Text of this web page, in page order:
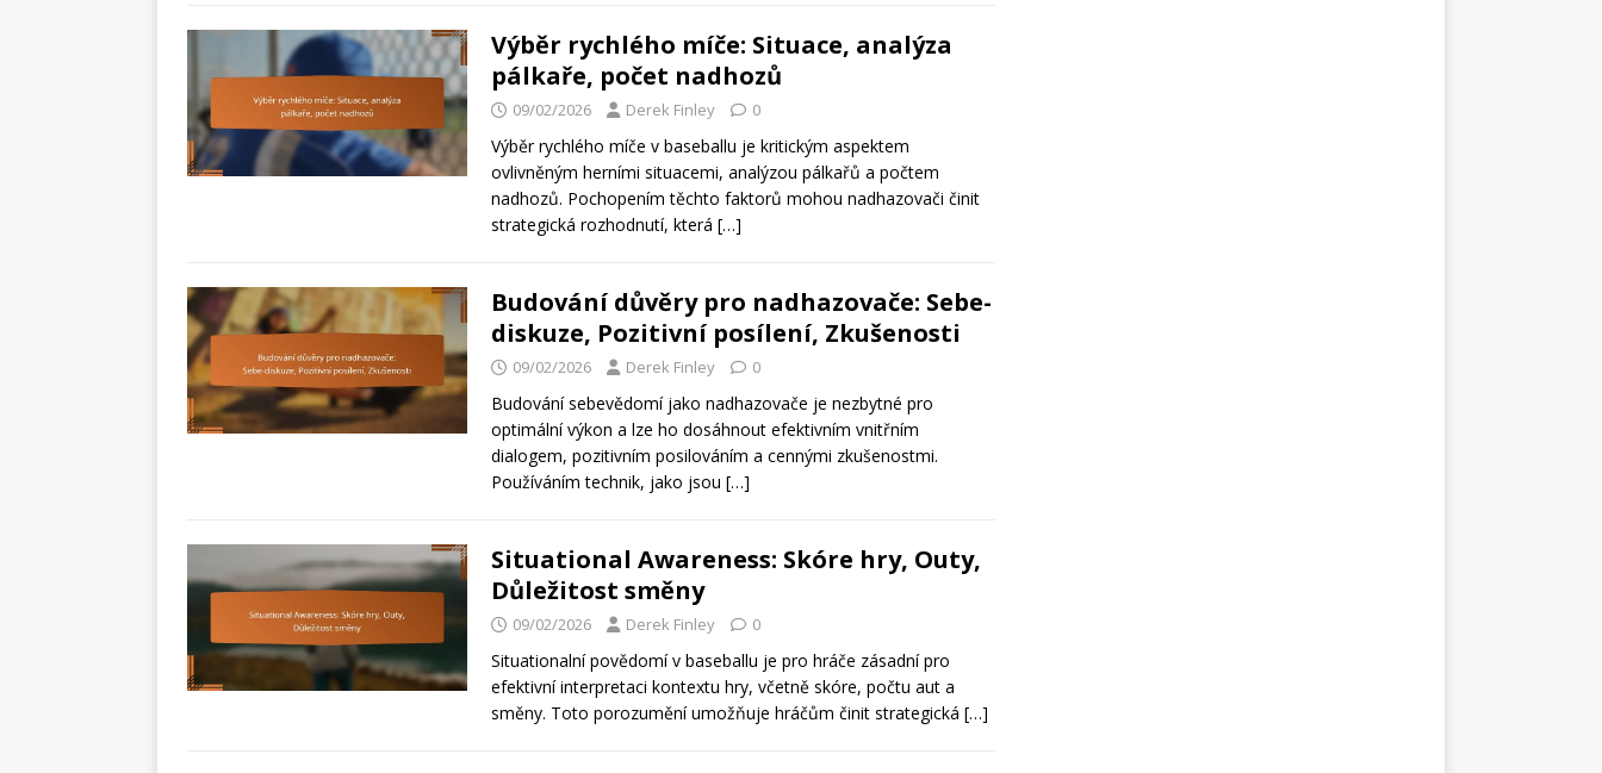
Výběr rychlého míče: Situace, analýza
pálkaře, počet nadhozů
09/02/2026 Derek Finley 0
Výběr rychlého míče v baseballu je kritickým aspektem
ovlivněným herními situacemi, analýzou pálkařů a počtem
nadhozů. Pochopením těchto faktorů mohou nadhazovači činit
strategická rozhodnutí, která […]
Budování důvěry pro nadhazovače: Sebe-
diskuze, Pozitivní posílení, Zkušenosti
09/02/2026 Derek Finley 0
Budování sebevědomí jako nadhazovače je nezbytné pro
optimální výkon a lze ho dosáhnout efektivním vnitřním
dialogem, pozitivním posilováním a cennými zkušenostmi.
Používáním technik, jako jsou […]
Situational Awareness: Skóre hry, Outy,
Důležitost směny
09/02/2026 Derek Finley 0
Situationalní povědomí v baseballu je pro hráče zásadní pro
efektivní interpretaci kontextu hry, včetně skóre, počtu aut a
směny. Toto porozumění umožňuje hráčům činit strategická […]